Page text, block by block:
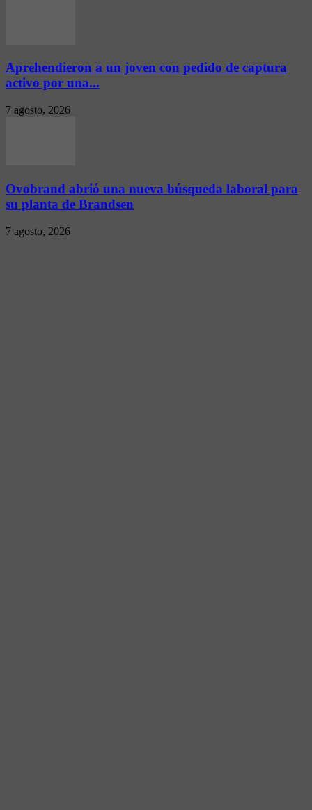
Aprehendieron a un joven con pedido de captura
activo por una...
7 agosto, 2026
Ovobrand abrió una nueva búsqueda laboral para
su planta de Brandsen
7 agosto, 2026